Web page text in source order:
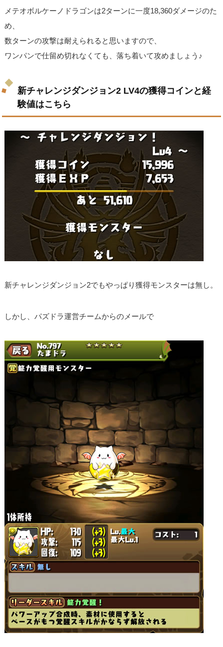
メテオボルケーノドラゴンは2ターンに一度18,360ダメージのた
め、
数ターンの攻撃は耐えられると思いますので、
ワンパンで仕留め切れなくても、落ち着いて攻めましょう♪
新チャレンジダンジョン2 LV4の獲得コインと経
験値はこちら
新チャレンジダンジョン2でもやっぱり獲得モンスターは無し。
しかし、パズドラ運営チームからのメールで